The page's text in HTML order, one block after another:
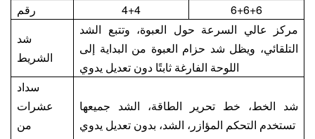
رقم
4+4
6+6+6
شد
الشريط
مركز عالي السرعة حول العبوة، وتتبع الشد
التلقائي، ويظل شد حزام العبوة من البداية إلى
اللوحة الفارغة ثابتًا دون تعديل يدوي
سداد
عشرات
من
شد الخط، خط تحرير الطاقة، الشد جميعها
تستخدم التحكم المؤازر، الشد، بدون تعديل يدوي